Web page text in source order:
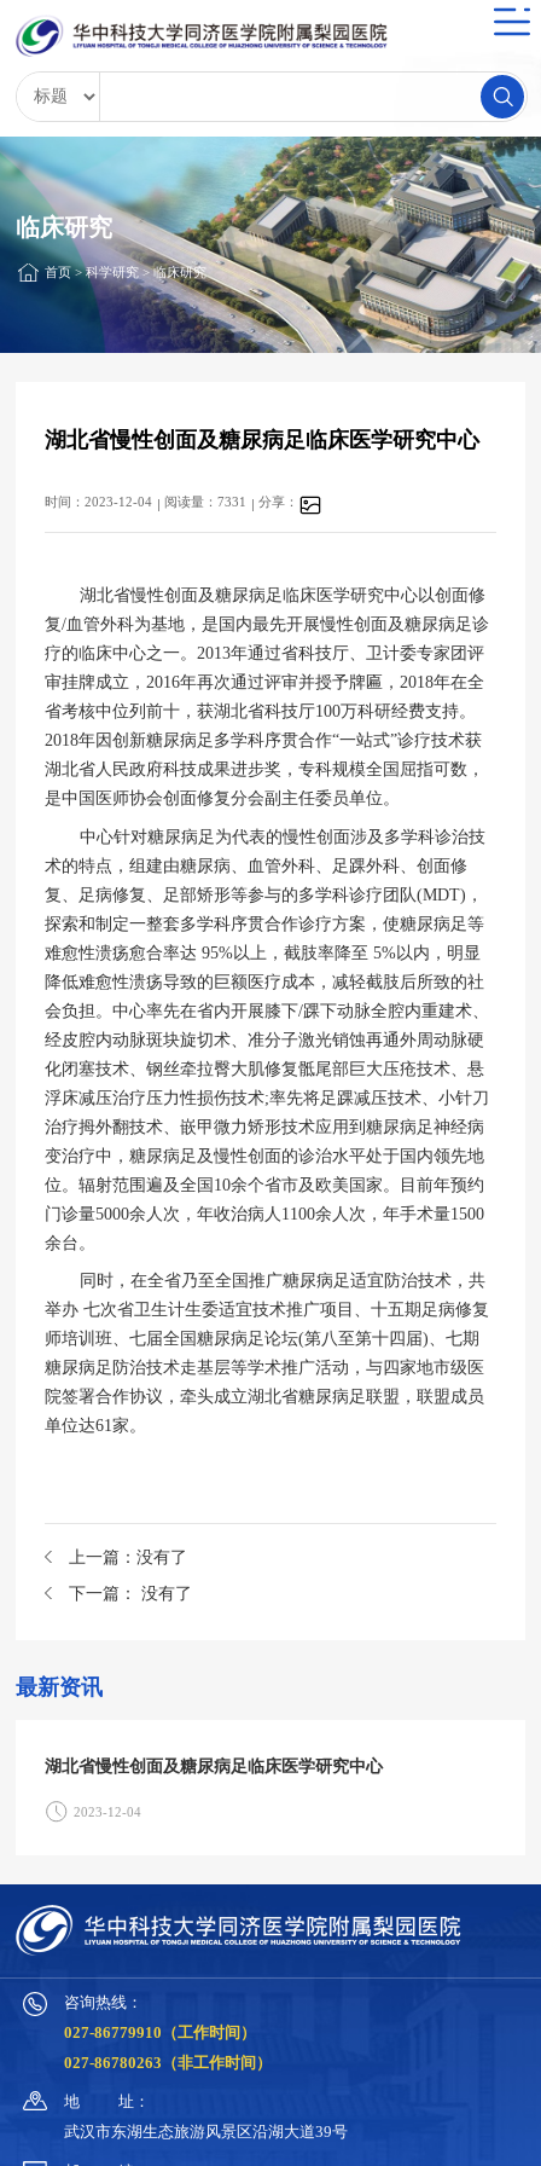
临床研究
首页>科学研究>临床研究
湖北省慢性创面及糖尿病足临床医学研究中心
时间：2023-12-04 阅读量：7331 分享：
湖北省慢性创面及糖尿病足临床医学研究中心以创面修
复/血管外科为基地，是国内最先开展慢性创面及糖尿病足诊
疗的临床中心之一。2013年通过省科技厅、卫计委专家团评
审挂牌成立，2016年再次通过评审并授予牌匾，2018年在全
省考核中位列前十，获湖北省科技厅100万科研经费支持。
2018年因创新糖尿病足多学科序贯合作“一站式”诊疗技术获
湖北省人民政府科技成果进步奖，专科规模全国屈指可数，
是中国医师协会创面修复分会副主任委员单位。
中心针对糖尿病足为代表的慢性创面涉及多学科诊治技
术的特点，组建由糖尿病、血管外科、足踝外科、创面修
复、足病修复、足部矫形等参与的多学科诊疗团队(MDT)，
探索和制定一整套多学科序贯合作诊疗方案，使糖尿病足等
难愈性溃疡愈合率达 95%以上，截肢率降至 5%以内，明显
降低难愈性溃疡导致的巨额医疗成本，减轻截肢后所致的社
会负担。中心率先在省内开展膝下/踝下动脉全腔内重建术、
经皮腔内动脉斑块旋切术、准分子激光销蚀再通外周动脉硬
化闭塞技术、钢丝牵拉臀大肌修复骶尾部巨大压疮技术、悬
浮床减压治疗压力性损伤技术;率先将足踝减压技术、小针刀
治疗拇外翻技术、嵌甲微力矫形技术应用到糖尿病足神经病
变治疗中，糖尿病足及慢性创面的诊治水平处于国内领先地
位。辐射范围遍及全国10余个省市及欧美国家。目前年预约
门诊量5000余人次，年收治病人1100余人次，年手术量1500
余台。
同时，在全省乃至全国推广糖尿病足适宜防治技术，共
举办 七次省卫生计生委适宜技术推广项目、十五期足病修复
师培训班、七届全国糖尿病足论坛(第八至第十四届)、七期
糖尿病足防治技术走基层等学术推广活动，与四家地市级医
院签署合作协议，牵头成立湖北省糖尿病足联盟，联盟成员
单位达61家。
上一篇：没有了
没有了
下一篇：
最新资讯
湖北省慢性创面及糖尿病足临床医学研究中心
2023-12-04
咨询热线：
027-86779910（工作时间）
027-86780263（非工作时间）
地
址：
武汉市东湖生态旅游风景区沿湖大道39号